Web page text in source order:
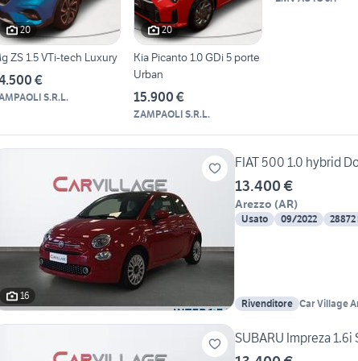
20
ZS 1.5 VTi-tech Luxury
€
S.R.L.
20
Kia Picanto 1.0 GDi 5 porte
Urban
15.900 €
ZAMPAOLI S.R.L.
16
FIAT 500 1.0 hybrid
13.400 €
Arezzo (AR)
Usato 09/2022 28872
Rivenditore Car Village
SUBARU Impreza